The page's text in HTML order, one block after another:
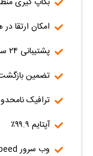
امکان ارتقا
پشتیبانی ۲۴ ساعته
تضمین
ترافیک
آپتایم ۹۹.۹٪
وب سرور LiteSpeed